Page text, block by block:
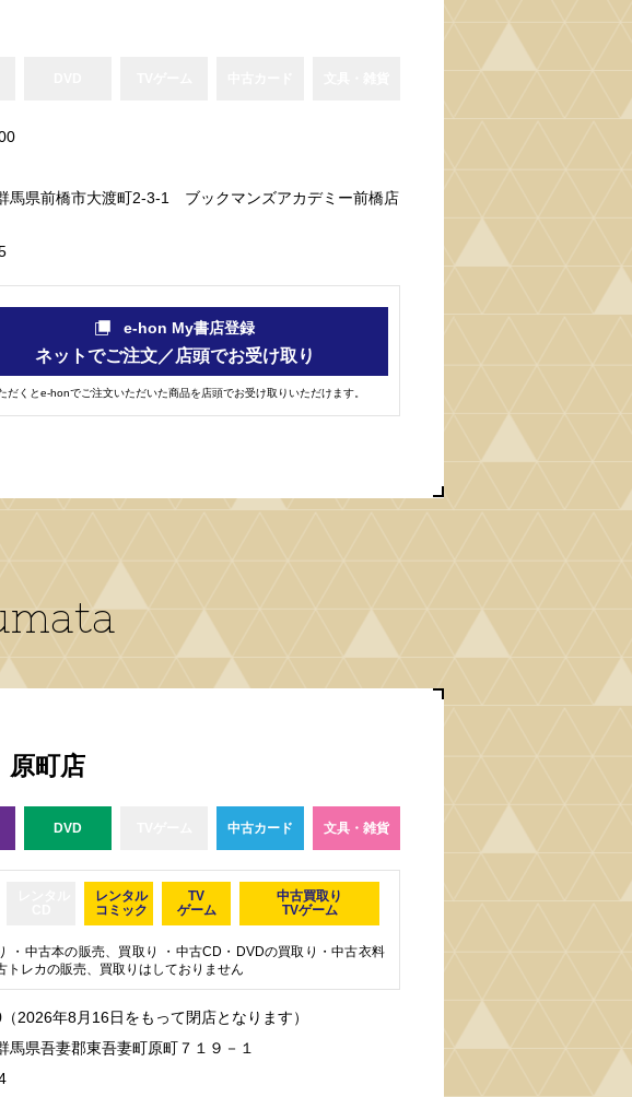
馬県前橋市大渡町2-3-1 ブックマンズアカデミー前橋店
e-hon My書店登録
ネットでご注文／店頭でお受け取り
だくとe-honでご注文いただいた商品を店頭でお受け取りいただけます。
町店
DVD 中古カード 文具・雑貨
レンタル
コミック
TV
ゲーム
中古買取り
TVゲーム
・中古本の販売、買取り ・中古CD・DVDの買取り・中古衣料
トレカの販売、買取りはしておりません
2026年8月16日をもって閉店となります）
馬県吾妻郡東吾妻町原町７１９－１